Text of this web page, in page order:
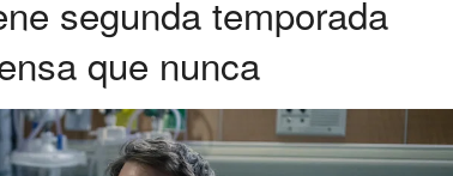
segunda temporada
que nunca